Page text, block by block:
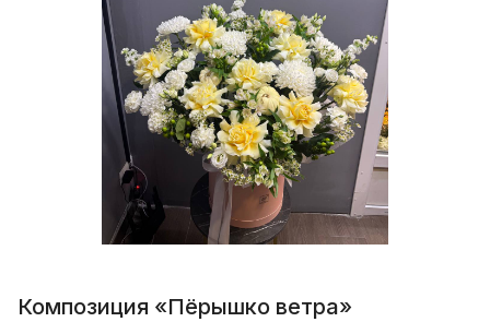
Композиция «Пёрышко ветра»